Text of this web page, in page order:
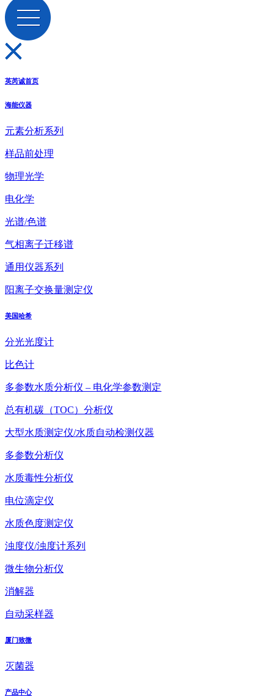
英芮诚首页
海能仪器
元素分析系列
样品前处理
物理光学
电化学
光谱/色谱
气相离子迁移谱
通用仪器系列
阳离子交换量测定仪
美国哈希
分光光度计
比色计
多参数水质分析仪 – 电化学参数测定
总有机碳（TOC）分析仪
大型水质测定仪/水质自动检测仪器
多参数分析仪
水质毒性分析仪
电位滴定仪
水质色度测定仪
浊度仪/浊度计系列
微生物分析仪
消解器
自动采样器
厦门致微
灭菌器
产品中心